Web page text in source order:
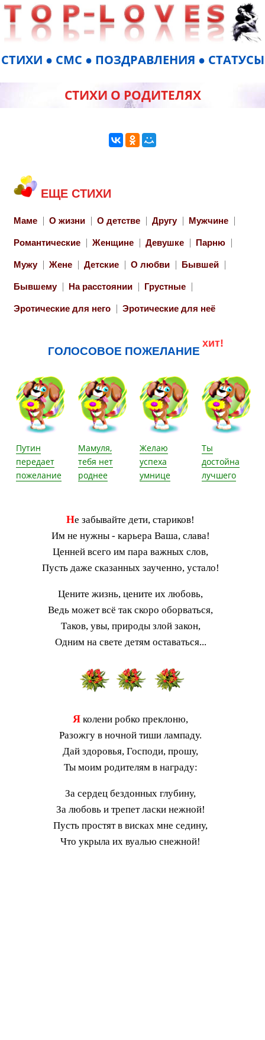
СТИХИ ● СМС ● ПОЗДРАВЛЕНИЯ ● СТАТУСЫ
СТИХИ О РОДИТЕЛЯХ
ЕЩЕ СТИХИ
Маме О жизни О детстве Другу Мужчине
Романтические Женщине Девушке Парню
Мужу Жене Детские О любви Бывшей
Бывшему На расстоянии Грустные
Эротические для него Эротические для неё
ГОЛОСОВОЕ ПОЖЕЛАНИЕ
хит!
Путин
передает
пожелание
Мамуля,
тебя нет
роднее
Желаю
успеха
умнице
Ты
достойна
лучшего
Не забывайте дети, стариков!
Им не нужны - карьера Ваша, слава!
Ценней всего им пара важных слов,
Пусть даже сказанных заученно, устало!
Цените жизнь, цените их любовь,
Ведь может всё так скоро оборваться,
Таков, увы, природы злой закон,
Одним на свете детям оставаться...
Я колени робко преклоню,
Разожгу в ночной тиши лампаду.
Дай здоровья, Господи, прошу,
Ты моим родителям в награду:
За сердец бездонных глубину,
За любовь и трепет ласки нежной!
Пусть простят в висках мне седину,
Что укрыла их вуалью снежной!